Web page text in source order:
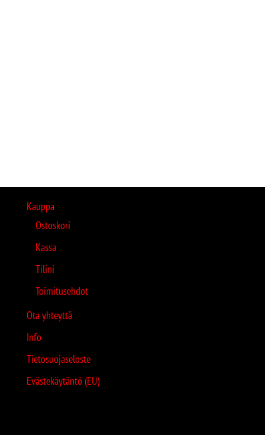
Kauppa
Ostoskori
Kassa
Tilini
Toimitusehdot
Ota yhteyttä
Info
Tietosuojaseloste
Evästekäytäntö (EU)